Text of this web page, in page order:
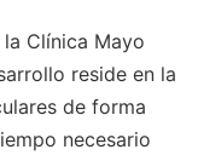
Clínica Mayo
reside en la
de forma
necesario